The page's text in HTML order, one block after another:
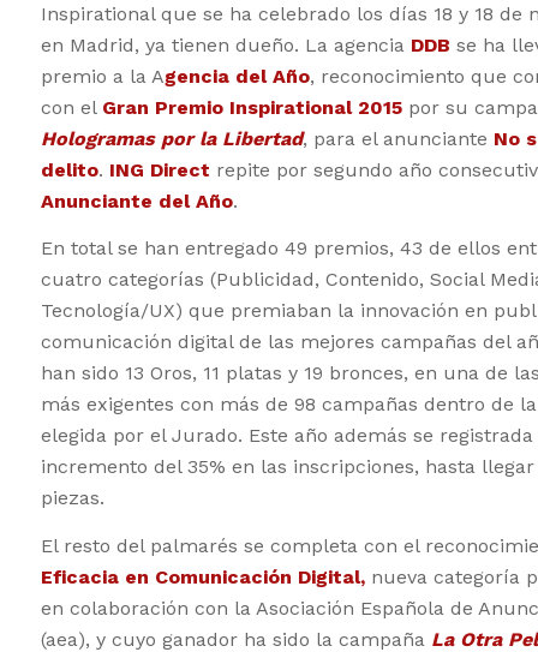
Inspirational que se ha celebrado los días 18 y 18 de
en Madrid, ya tienen dueño. La agencia DDB se ha
premio a la Agencia del Año, reconocimiento que
con el Gran Premio Inspirational 2015por su
Hologramas por la Libertad, para el anunciante No
delito. ING Direct repite por segundo año
Anunciante del Año.
En total se han entregado 49 premios, 43 de ellos
cuatro categorías (Publicidad, Contenido, Social
Tecnología/UX) que premiaban la innovación en
comunicación digital de las mejores campañas del
han sido 13 Oros, 11 platas y 19 bronces, en una de
más exigentes con más de 98 campañas dentro de
elegida por el Jurado. Este año además se
incremento del 35% en las inscripciones, hasta
piezas.
El resto del palmarés se completa con el
Eficacia en Comunicación Digital, nueva categoría
en colaboración con la Asociación Española de
(aea), y cuyo ganador ha sido la campaña La Otra